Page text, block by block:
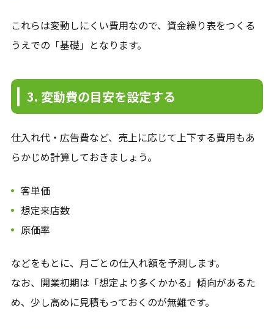
これらは変動しにくい費用なので、資金繰り表をつくる
うえでの「基礎」となります。
3. 変動費の目安を設定する
仕入れ代・広告費など、売上に応じて上下する費用もあ
らかじめ計算しておきましょう。
客単価
想定来店数
原価率
などをもとに、月ごとの仕入れ額を予測します。
なお、開業初期は「想定より多くかかる」傾向があるた
め、少し高めに見積もっておくのが無難です。